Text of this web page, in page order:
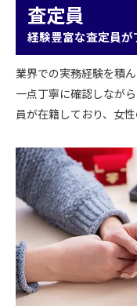
査定員
経験豊富な査定員
業界での実務経験を積
一点丁寧に確認しなが
員が在籍しており、女